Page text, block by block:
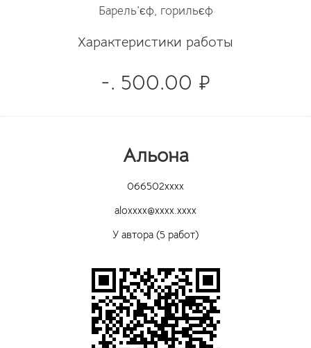
Барель'єф, горильєф
Характеристики работы
-. 500.00 ₽
Альона
066502xxxx
aloxxxx@xxxx.xxxx
У автора (5 работ)